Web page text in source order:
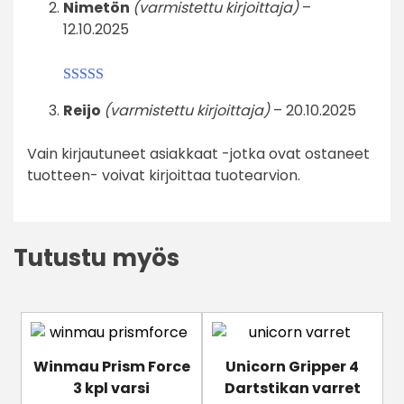
tuotteesta:5 /
5
Nimetön (varmistettu kirjoittaja) –
12.10.2025
tuotteesta:
Reijo (varmistettu kirjoittaja) – 20.10.2025
Vain kirjautuneet asiakkaat -jotka ovat ostaneet
tuotteen- voivat kirjoittaa tuotearvion.
Tutustu myös
Winmau Prism Force
3 kpl varsi
Tällä
on
useampi
Unicorn Gripper 4
Dartstikan varret
Tällä
on
useampi